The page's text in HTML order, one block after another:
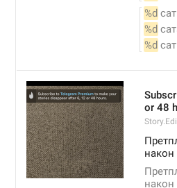
%d сат
%d
%d
or 48
након
након